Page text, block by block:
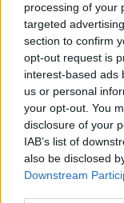
processing of your
targeted
section to confirm
opt-out request is
interest-based ads
us or personal
your opt-out. You
disclosure of your
IAB’s list of
also be disclosed
Downstream
Nevedel.
– Ďakujem,
prosím!
Druhý študent,
odpoveď,
Za pol hodinu
študenti 9 : 0.
Ako desiata
S
e
a
r
c
h
f
o
r
: